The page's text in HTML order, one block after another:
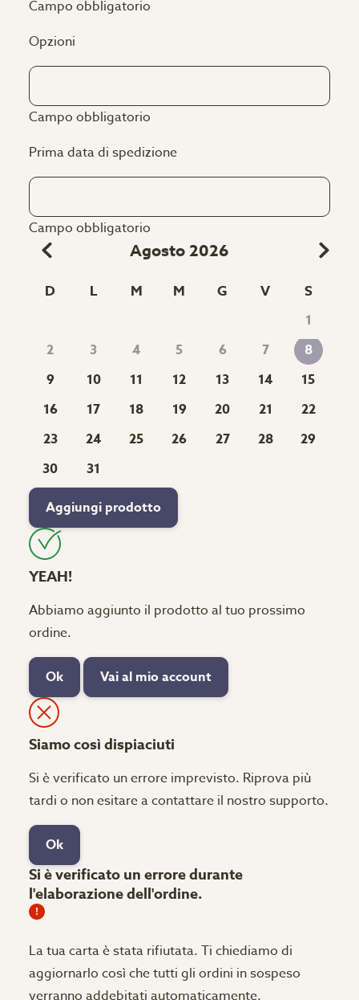
Campo obbligatorio
Opzioni
Campo obbligatorio
Prima data di spedizione
Campo obbligatorio
Agosto 2026
D L M M G V S
1
2
3 4 5 6 7
8
9
10 11 12 13 14
15
16
17 18 19 20 21
22
23
24 25 26 27 28
29
30
31
Aggiungi prodotto
YEAH!
Abbiamo aggiunto il prodotto al tuo prossimo
ordine.
Ok Vai al mio account
Siamo così dispiaciuti
Si è verificato un errore imprevisto. Riprova più
tardi o non esitare a contattare il nostro supporto.
Ok
Si è verificato un errore durante
l'elaborazione dell'ordine.
La tua carta è stata rifiutata. Ti chiediamo di
aggiornarlo così che tutti gli ordini in sospeso
verranno addebitati automaticamente.